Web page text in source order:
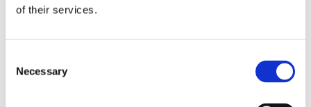
of their services.
Selection
Necessary
Settembre 2018
Marzo 2015